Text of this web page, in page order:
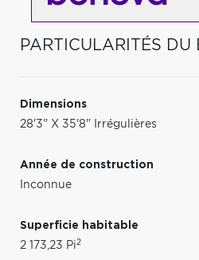
PARTICULARITÉS DU
Dimensions
28'3" X 35'8" Irrégulières
Année de construction
Inconnue
Superficie habitable
2 173,23 Pi2